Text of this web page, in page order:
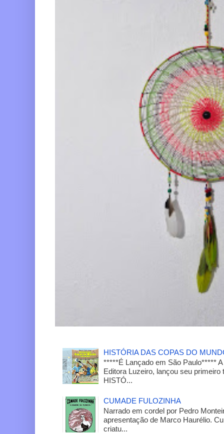
HISTÓRIA DAS COPAS DO
*****É Lançado em São Paulo*****
Editora Luzeiro, lançou seu primeiro
HISTÓ...
CUMADE FULOZINHA
Narrado em cordel por Pedro
apresentação de Marco Haurélio.
criatu...